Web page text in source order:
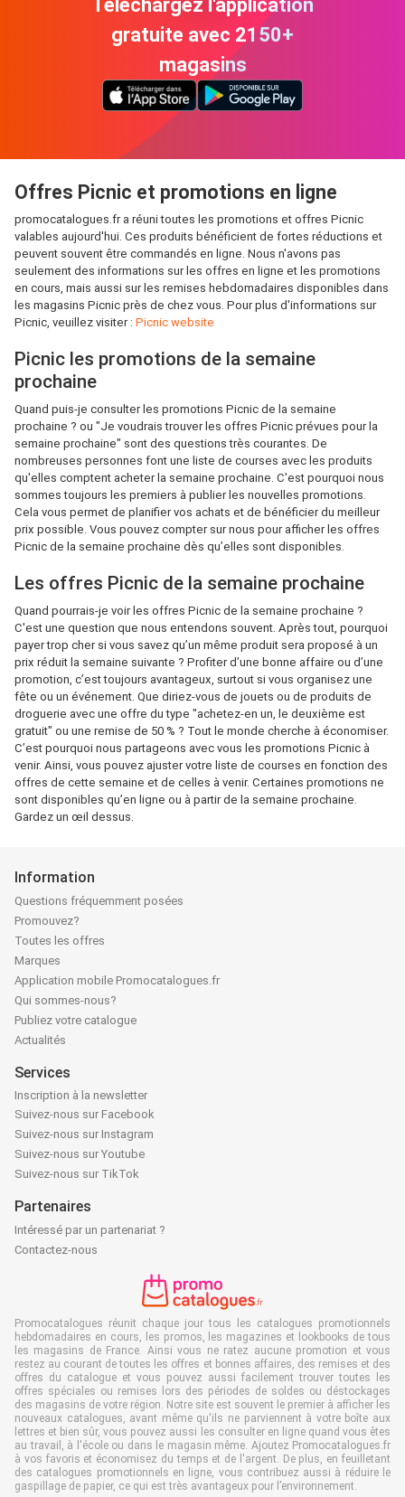
Téléchargez l'application
gratuite avec 2150+
magasins
Offres Picnic et promotions en ligne
promocatalogues.fr a réuni toutes les promotions et offres Picnic
valables aujourd'hui. Ces produits bénéficient de fortes réductions et
peuvent souvent être commandés en ligne. Nous n'avons pas
seulement des informations sur les offres en ligne et les promotions
en cours, mais aussi sur les remises hebdomadaires disponibles dans
les magasins Picnic près de chez vous. Pour plus d'informations sur
Picnic, veuillez visiter : Picnic website
Picnic les promotions de la semaine
prochaine
Quand puis-je consulter les promotions Picnic de la semaine
prochaine ? ou "Je voudrais trouver les offres Picnic prévues pour la
semaine prochaine" sont des questions très courantes. De
nombreuses personnes font une liste de courses avec les produits
qu'elles comptent acheter la semaine prochaine. C'est pourquoi nous
sommes toujours les premiers à publier les nouvelles promotions.
Cela vous permet de planifier vos achats et de bénéficier du meilleur
prix possible. Vous pouvez compter sur nous pour afficher les offres
Picnic de la semaine prochaine dès qu’elles sont disponibles.
Les offres Picnic de la semaine prochaine
Quand pourrais-je voir les offres Picnic de la semaine prochaine ?
C'est une question que nous entendons souvent. Après tout, pourquoi
payer trop cher si vous savez qu’un même produit sera proposé à un
prix réduit la semaine suivante ? Profiter d’une bonne affaire ou d’une
promotion, c’est toujours avantageux, surtout si vous organisez une
fête ou un événement. Que diriez-vous de jouets ou de produits de
droguerie avec une offre du type "achetez-en un, le deuxième est
gratuit" ou une remise de 50 % ? Tout le monde cherche à économiser.
C’est pourquoi nous partageons avec vous les promotions Picnic à
venir. Ainsi, vous pouvez ajuster votre liste de courses en fonction des
offres de cette semaine et de celles à venir. Certaines promotions ne
sont disponibles qu’en ligne ou à partir de la semaine prochaine.
Gardez un œil dessus.
Information
Questions fréquemment posées
Promouvez?
Toutes les offres
Marques
Application mobile Promocatalogues.fr
Qui sommes-nous?
Publiez votre catalogue
Actualités
Services
Inscription à la newsletter
Suivez-nous sur Facebook
Suivez-nous sur Instagram
Suivez-nous sur Youtube
Suivez-nous sur TikTok
Partenaires
Intéressé par un partenariat ?
Contactez-nous
Promocatalogues réunit chaque jour tous les catalogues promotionnels
hebdomadaires en cours, les promos, les magazines et lookbooks de tous
les magasins de France. Ainsi vous ne ratez aucune promotion et vous
restez au courant de toutes les offres et bonnes affaires, des remises et des
offres du catalogue et vous pouvez aussi facilement trouver toutes les
offres spéciales ou remises lors des périodes de soldes ou déstockages
des magasins de votre région. Notre site est souvent le premier à afficher les
nouveaux catalogues, avant même qu'ils ne parviennent à votre boîte aux
lettres et bien sûr, vous pouvez aussi les consulter en ligne quand vous êtes
au travail, à l'école ou dans le magasin même. Ajoutez Promocatalogues.fr
à vos favoris et économisez du temps et de l'argent. De plus, en feuilletant
des catalogues promotionnels en ligne, vous contribuez aussi à réduire le
gaspillage de papier, ce qui est très avantageux pour l’environnement.